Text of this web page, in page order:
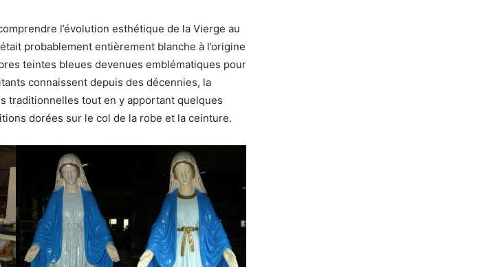
l’évolution esthétique de la Vierge au
probablement entièrement blanche à l’origine
teintes bleues devenues emblématiques pour
connaissent depuis des décennies, la
traditionnelles tout en y apportant quelques
dorées sur le col de la robe et la ceinture.